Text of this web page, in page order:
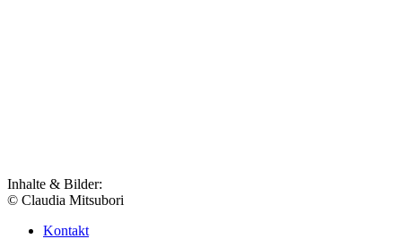
Inhalte & Bilder:
© Claudia Mitsubori
Kontakt